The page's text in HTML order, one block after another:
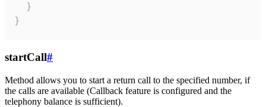
  }
}
startCall#
Method allows you to start a return call to the specified number, if
the calls are available (Callback feature is configured and the
telephony balance is sufficient).